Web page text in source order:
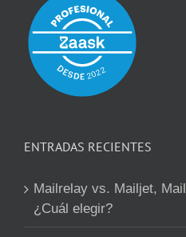
ENTRADAS RECIENTES
Mailrelay vs. Mailjet,
¿Cuál elegir?